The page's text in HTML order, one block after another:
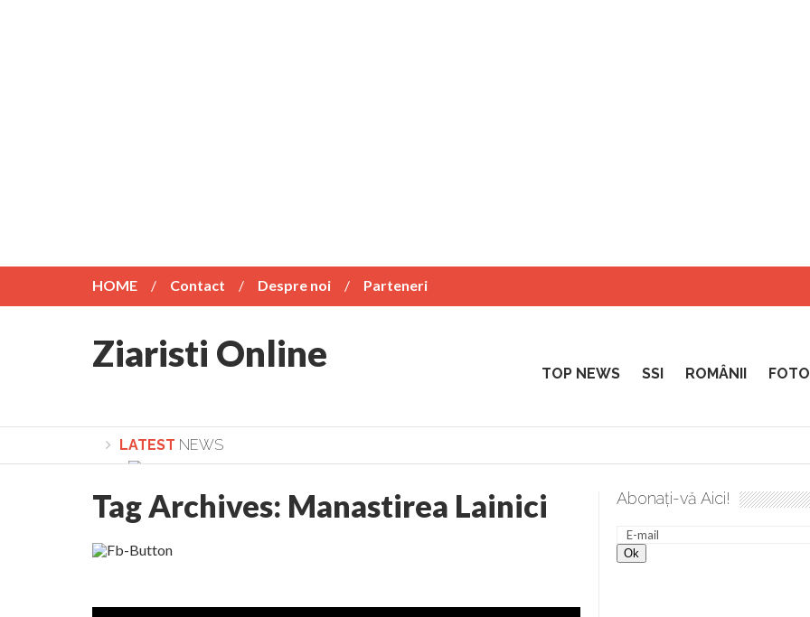
HOME Contact Despre noi Parteneri
Ziaristi Online TOP NEWS SSI ROMÂNII
LATEST NEWS
Lepădarea de sine și urmarea lui Hristos. Calea spre desăvârșire. Gând de duminică de Elena Solunca Moise
Academia Română: 5G poate cauza CANCER. Guvernul, dat în judecată pentru HG 5G. Antenele de telefonie
Tag Archives: Manastirea Lainici Abonați-vă Aici!